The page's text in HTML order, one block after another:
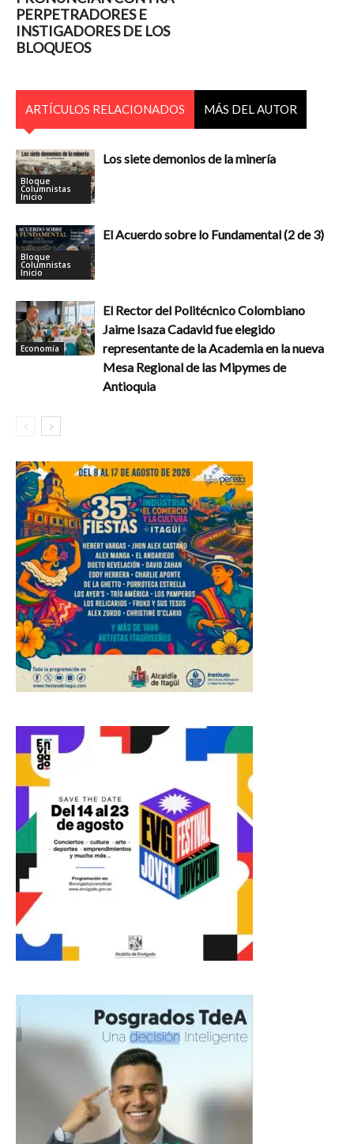
PERPETRADORES E
INSTIGADORES DE LOS
BLOQUEOS
ARTÍCULOS RELACIONADOS MÁS DEL AUTOR
Bloque
Columnistas
Inicio
Los siete demonios de la minería
Bloque
Columnistas
Inicio
El Acuerdo sobre lo Fundamental (2 de 3)
Economía
El Rector del Politécnico Colombiano
Jaime Isaza Cadavid fue elegido
representante de la Academia en la nueva
Mesa Regional de las Mipymes de
Antioquia